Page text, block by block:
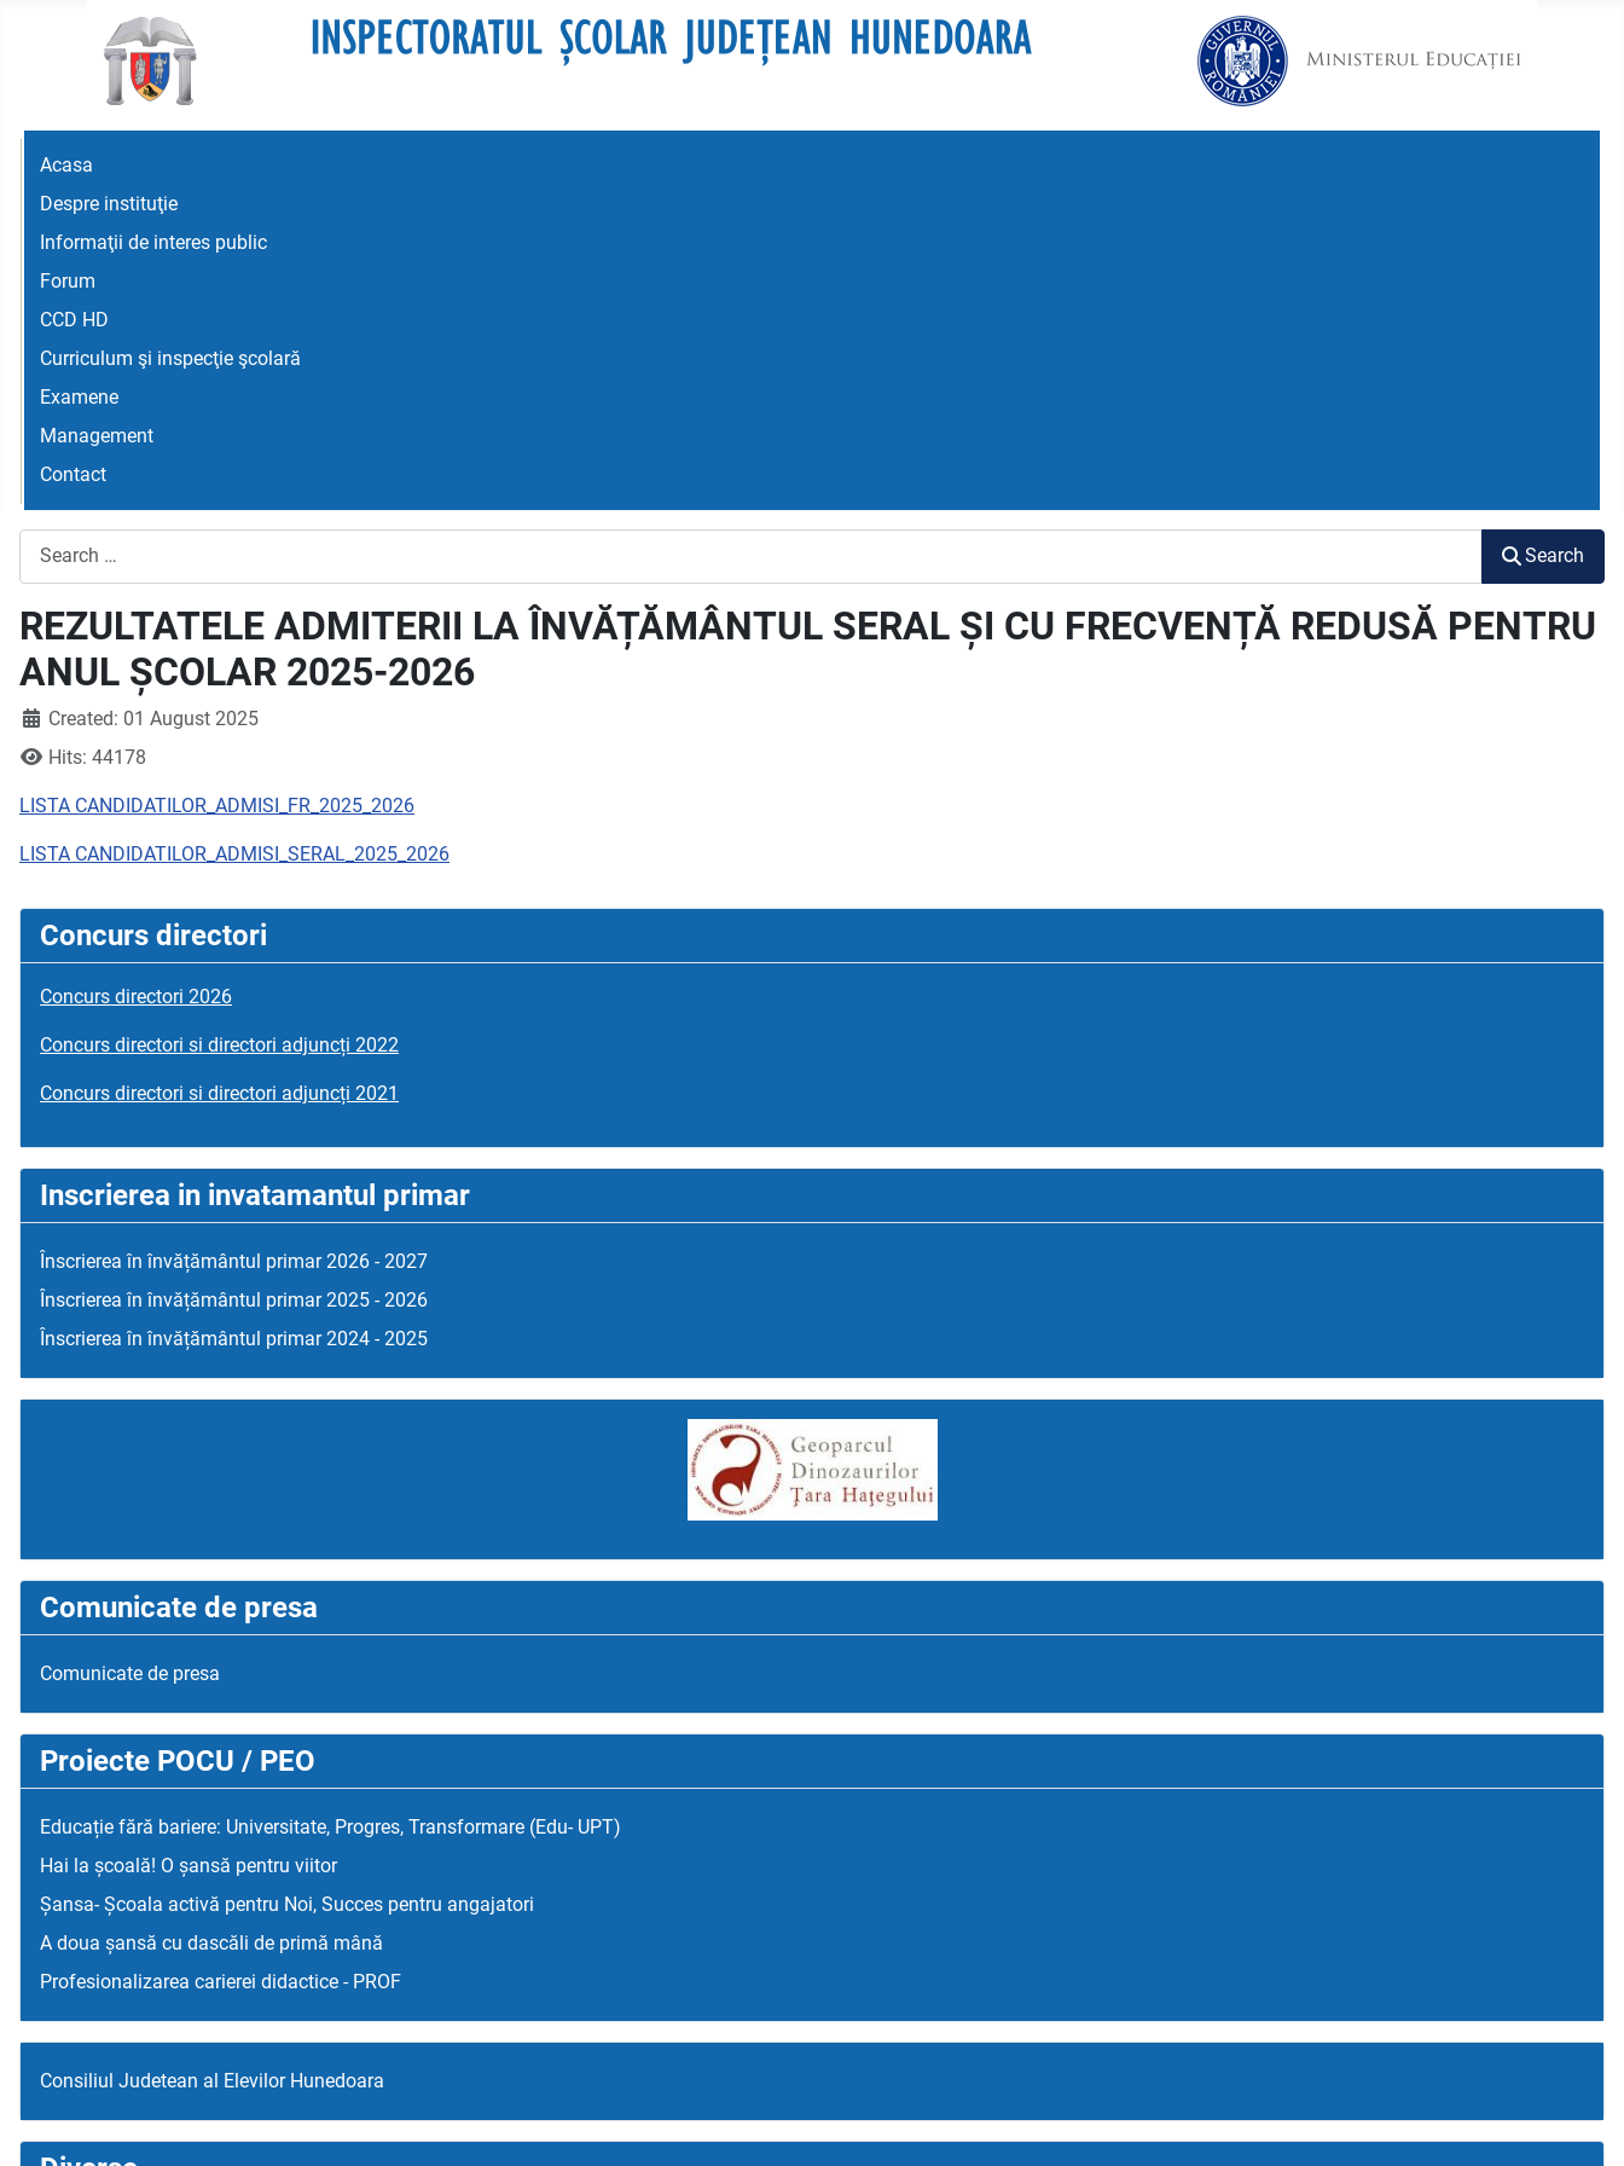
Acasa
Despre instituţie
Informaţii de interes public
Forum
CCD HD
Curriculum şi inspecţie şcolară
Examene
Management
Contact
Search
REZULTATELE ADMITERII LA ÎNVĂȚĂMÂNTUL SERAL ȘI CU FRECVENȚĂ REDUSĂ PENTRU
ANUL ȘCOLAR 2025-2026
Created: 01 August 2025
Hits: 44178
LISTA CANDIDATILOR_ADMISI_FR_2025_2026
LISTA CANDIDATILOR_ADMISI_SERAL_2025_2026
Concurs directori
Concurs directori 2026
Concurs directori si directori adjuncți 2022
Concurs directori si directori adjuncți 2021
Inscrierea in invatamantul primar
Înscrierea în învățământul primar 2026 - 2027
Înscrierea în învățământul primar 2025 - 2026
Înscrierea în învățământul primar 2024 - 2025
Comunicate de presa
Comunicate de presa
Proiecte POCU / PEO
Educație fără bariere: Universitate, Progres, Transformare (Edu- UPT)
Hai la școală! O șansă pentru viitor
Șansa- Școala activă pentru Noi, Succes pentru angajatori
A doua șansă cu dascăli de primă mână
Profesionalizarea carierei didactice - PROF
Consiliul Judetean al Elevilor Hunedoara